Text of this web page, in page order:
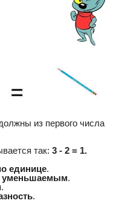
из первого числа
так: 3 - 2 = 1.
единице.
уменьшаемым.
.
.